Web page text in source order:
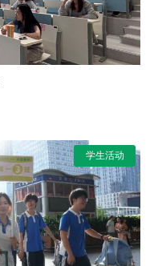
学生活动